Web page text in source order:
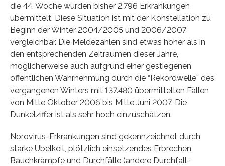
die 44. Woche wurden bisher 2.796 Erkrankungen
übermittelt. Diese Situation ist mit der Konstellation zu
Beginn der Winter 2004/2005 und 2006/2007
vergleichbar. Die Meldezahlen sind etwas höher als in
den entsprechenden Zeiträumen dieser Jahre,
möglicherweise auch aufgrund einer gestiegenen
öffentlichen Wahrnehmung durch die “Rekordwelle” des
vergangenen Winters mit 137.480 übermittelten Fällen
von Mitte Oktober 2006 bis Mitte Juni 2007. Die
Dunkelziffer ist als sehr hoch einzuschätzen.
Norovirus-Erkrankungen sind gekennzeichnet durch
starke Übelkeit, plötzlich einsetzendes Erbrechen,
Bauchkrämpfe und Durchfälle (andere Durchfall-